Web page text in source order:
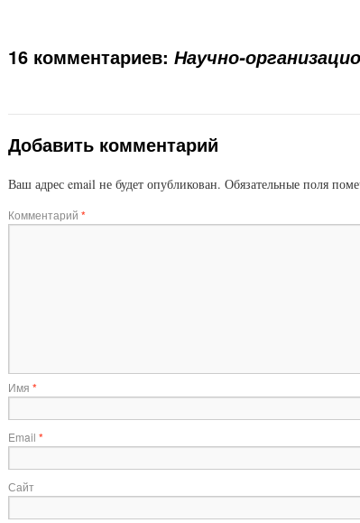
16 комментариев: Научно-
Добавить комментарий
Ваш адрес email не будет опубликован. Обязательные поля
Комментарий *
Имя *
Email *
Сайт